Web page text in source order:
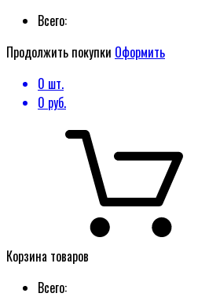
Всего:
Продолжить покупки Оформить
0 шт.
0 руб.
Корзина товаров
Всего: